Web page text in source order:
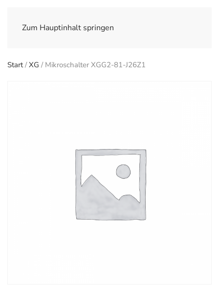
Zum Hauptinhalt springen
Start/XG / Mikroschalter XGG2-81-J26Z1